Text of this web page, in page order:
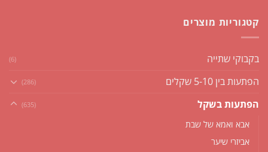
קטגוריות מוצרים
בקבוקי שתייה (6)
הפתעות בין 5-10 שקלים (286)
הפתעות בשקל (635)
אבא ואמא של שבת
אביזרי שיער